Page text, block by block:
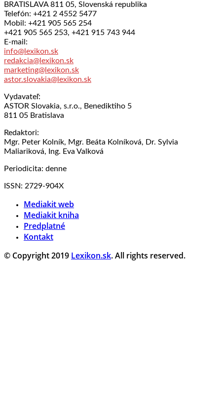
BRATISLAVA 811 05, Slovenská republika
Telefón: +421 2 4552 5477
Mobil: +421 905 565 254
+421 905 565 253, +421 915 743 944
E-mail:
info@lexikon.sk
redakcia@lexikon.sk
marketing@lexikon.sk
astor.slovakia@lexikon.sk
Vydavateľ:
ASTOR Slovakia, s.r.o., Benediktiho 5
811 05 Bratislava
Redaktori:
Mgr. Peter Kolník, Mgr. Beáta Kolníková, Dr. Sylvia
Maliariková, Ing. Eva Valková
Periodicita: denne
ISSN: 2729-904X
Mediakit web
Mediakit kniha
Predplatné
Kontakt
© Copyright 2019 Lexikon.sk. All rights reserved.